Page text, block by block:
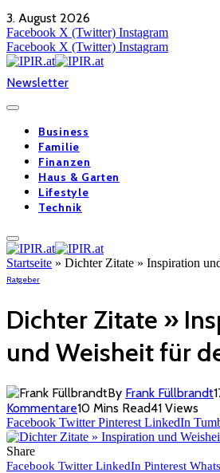
3. August 2026
Facebook X (Twitter) Instagram
Facebook X (Twitter) Instagram
Newsletter
Business
Familie
Finanzen
Haus & Garten
Lifestyle
Technik
Startseite » Dichter Zitate » Inspiration
Ratgeber
Dichter Zitate »
und Weisheit für
By Frank Füllbrandt
Kommentare10 Mins Read41 Views
Facebook Twitter Pinterest LinkedIn
Share
Facebook Twitter LinkedIn Pinterest